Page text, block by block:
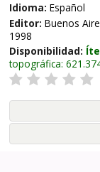
Idioma: Español
Editor: Buenos
1998
Disponibilidad:
topográfica: